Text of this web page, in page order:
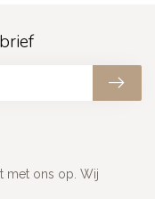
met ons op. Wij